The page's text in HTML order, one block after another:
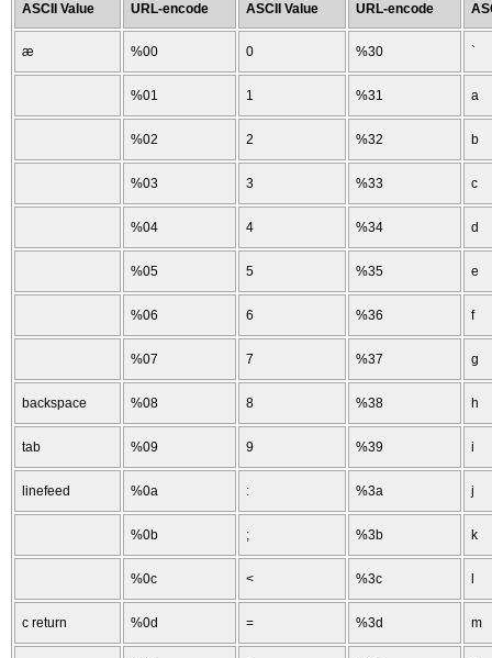
ASCII Value URL-encode ASCII Value URL-encode
æ %00 0 %30 `
%01 1 %31 a
%02 2 %32 b
%03 3 %33 c
%04 4 %34 d
%05 5 %35 e
%06 6 %36 f
%07 7 %37 g
backspace %08 8 %38 h
tab %09 9 %39 i
linefeed %0a : %3a j
%0b ; %3b k
%0c < %3c
c return %0d = %3d m